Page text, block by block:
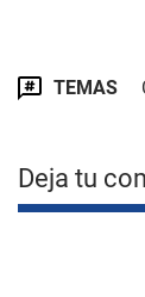
TEMAS
Deja tu